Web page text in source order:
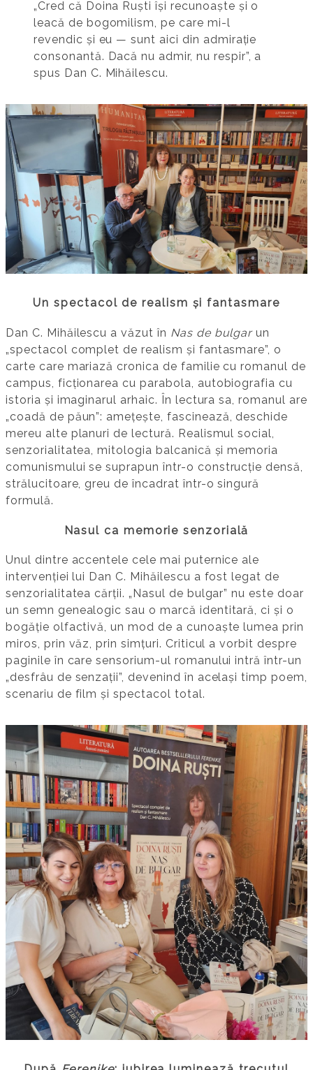
„Cred că Doina Ruști își recunoaște și o
leacă de bogomilism, pe care mi-l
revendic și eu — sunt aici din admirație
consonantă. Dacă nu admir, nu respir”, a
spus Dan C. Mihăilescu.
Un spectacol de realism și fantasmare
Dan C. Mihăilescu a văzut în Nas de bulgarun
„spectacol complet de realism și fantasmare”, o
carte care mariază cronica de familie cu romanul de
campus, ficționarea cu parabola, autobiografia cu
istoria și imaginarul arhaic. În lectura sa, romanul are
„coadă de păun”: amețește, fascinează, deschide
mereu alte planuri de lectură. Realismul social,
senzorialitatea, mitologia balcanică și memoria
comunismului se suprapun într-o construcție densă,
strălucitoare, greu de încadrat într-o singură
formulă.
Nasul ca memorie senzorială
Unul dintre accentele cele mai puternice ale
intervenției lui Dan C. Mihăilescu a fost legat de
senzorialitatea cărții. „Nasul de bulgar” nu este doar
un semn genealogic sau o marcă identitară, ci și o
bogăție olfactivă, un mod de a cunoaște lumea prin
miros, prin văz, prin simțuri. Criticul a vorbit despre
paginile în care sensorium-ul romanului intră într-un
„desfrâu de senzații”, devenind în același timp poem,
scenariu de film și spectacol total.